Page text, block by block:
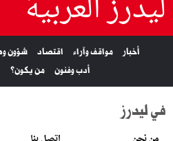
أخبار مواقف وآراء اقتصاد شؤون
أدب وفنون
من يكون؟
في ليدرز